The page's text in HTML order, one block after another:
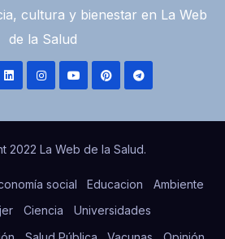
cultura y bienestar en La Web
de la Salud
2022 La Web de la Salud.
social Educacion
Ambiente
Ciencia
Universidades